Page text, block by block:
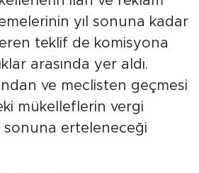
yıl sonuna kadar
teklif de komisyona
arasında yer aldı.
ve meclisten geçmesi
mükelleflerin vergi
sonuna erteleneceği